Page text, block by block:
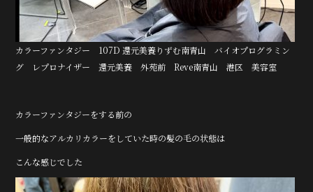
カラーファンタジー 107D 還元美養りずむ南青山 バイオプログラミン
グ レプロナイザー 還元美養 外苑前 Reve南青山 港区 美容室
カラーファンタジーをする前の
一般的なアルカリカラーをしていた時の髪の毛の状態は
こんな感じでした